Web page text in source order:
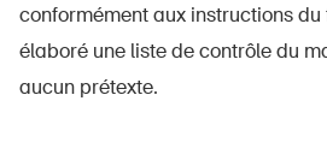
conformément aux instructions
élaboré une liste de contrôle du
aucun prétexte.